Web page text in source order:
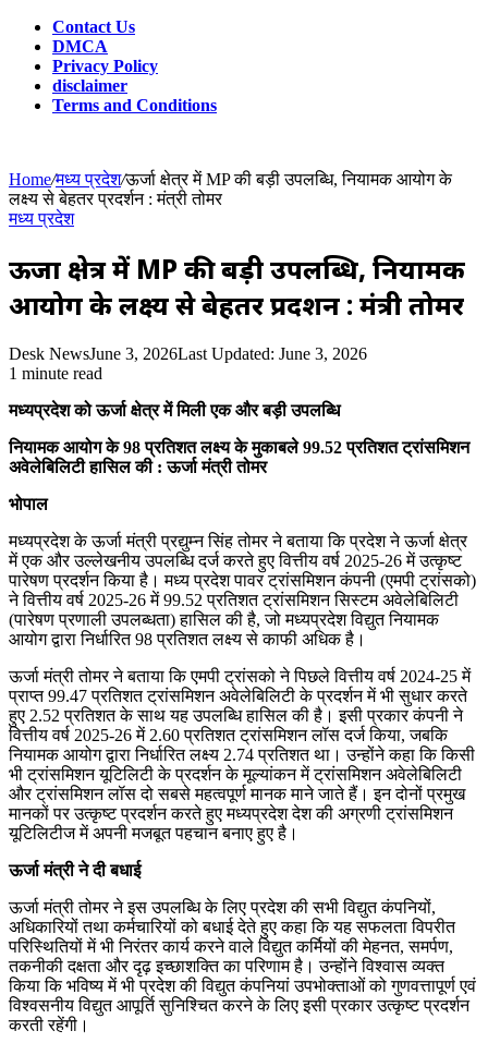
Contact Us
DMCA
Privacy Policy
disclaimer
Terms and Conditions
Home/मध्य प्रदेश/ऊर्जा क्षेत्र में MP की बड़ी उपलब्धि, नियामक आयोग के
लक्ष्य से बेहतर प्रदर्शन : मंत्री तोमर
मध्य प्रदेश
ऊर्जा क्षेत्र में MP की बड़ी उपलब्धि, नियामक
आयोग के लक्ष्य से बेहतर प्रदर्शन : मंत्री तोमर
Desk NewsJune 3, 2026Last Updated: June 3, 2026
1 minute read
मध्यप्रदेश को ऊर्जा क्षेत्र में मिली एक और बड़ी उपलब्धि
नियामक आयोग के 98 प्रतिशत लक्ष्य के मुकाबले 99.52 प्रतिशत ट्रांसमिशन
अवेलेबिलिटी हासिल की : ऊर्जा मंत्री तोमर
भोपाल
मध्यप्रदेश के ऊर्जा मंत्री प्रद्युम्न सिंह तोमर ने बताया कि प्रदेश ने ऊर्जा क्षेत्र
में एक और उल्लेखनीय उपलब्धि दर्ज करते हुए वित्तीय वर्ष 2025-26 में उत्कृष्ट
पारेषण प्रदर्शन किया है। मध्य प्रदेश पावर ट्रांसमिशन कंपनी (एमपी ट्रांसको)
ने वित्तीय वर्ष 2025-26 में 99.52 प्रतिशत ट्रांसमिशन सिस्टम अवेलेबिलिटी
(पारेषण प्रणाली उपलब्धता) हासिल की है, जो मध्यप्रदेश विद्युत नियामक
आयोग द्वारा निर्धारित 98 प्रतिशत लक्ष्य से काफी अधिक है।
ऊर्जा मंत्री तोमर ने बताया कि एमपी ट्रांसको ने पिछले वित्तीय वर्ष 2024-25 में
प्राप्त 99.47 प्रतिशत ट्रांसमिशन अवेलेबिलिटी के प्रदर्शन में भी सुधार करते
हुए 2.52 प्रतिशत के साथ यह उपलब्धि हासिल की है। इसी प्रकार कंपनी ने
वित्तीय वर्ष 2025-26 में 2.60 प्रतिशत ट्रांसमिशन लॉस दर्ज किया, जबकि
नियामक आयोग द्वारा निर्धारित लक्ष्य 2.74 प्रतिशत था। उन्होंने कहा कि किसी
भी ट्रांसमिशन यूटिलिटी के प्रदर्शन के मूल्यांकन में ट्रांसमिशन अवेलेबिलिटी
और ट्रांसमिशन लॉस दो सबसे महत्वपूर्ण मानक माने जाते हैं। इन दोनों प्रमुख
मानकों पर उत्कृष्ट प्रदर्शन करते हुए मध्यप्रदेश देश की अग्रणी ट्रांसमिशन
यूटिलिटीज में अपनी मजबूत पहचान बनाए हुए है।
ऊर्जा मंत्री ने दी बधाई
ऊर्जा मंत्री तोमर ने इस उपलब्धि के लिए प्रदेश की सभी विद्युत कंपनियों,
अधिकारियों तथा कर्मचारियों को बधाई देते हुए कहा कि यह सफलता विपरीत
परिस्थितियों में भी निरंतर कार्य करने वाले विद्युत कर्मियों की मेहनत, समर्पण,
तकनीकी दक्षता और दृढ़ इच्छाशक्ति का परिणाम है। उन्होंने विश्वास व्यक्त
किया कि भविष्य में भी प्रदेश की विद्युत कंपनियां उपभोक्ताओं को गुणवत्तापूर्ण एवं
विश्वसनीय विद्युत आपूर्ति सुनिश्चित करने के लिए इसी प्रकार उत्कृष्ट प्रदर्शन
करती रहेंगी।